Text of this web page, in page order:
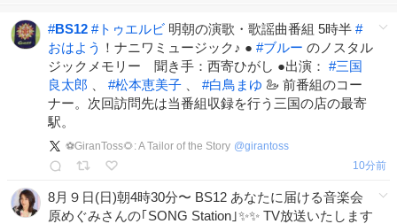
#BS12 #トゥエルビ 明朝の演歌・歌謡曲番組 5時半 #
おはよう ！ナニワミュージック♪ ● #ブルー のノスタル
ジックメモリー 聞き手：西寄ひがし ●出演： #三国
良太郎
#松本恵美子 #白鳥まゆ 🦢 前番組のコー
ナー。次回訪問先は当番組収録を行う三国の店の最寄
駅。
⚽GiranToss🌻: A Tailor of the Story @girantoss
10分前
8月９日(日)朝4時30分〜 BS12 あなたに届ける音楽会
原めぐみさんの｢SONG Station｣✨✨ TV放送いたします